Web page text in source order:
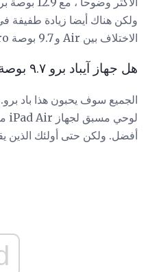
ولكن هناك أيضا زيادة طفيفة
الاختلاف بين Air و 9.7 بوصة Pro ، لكن ما زال يمكن سماعه.
هل جهاز آيباد برو ٩.٧ بوصة ترقية جيدة؟
الجميع سوف يحبون هذا باد
أفضل. ولكن حتى أولئك الذين